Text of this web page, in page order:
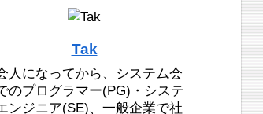
Tak
人になってから、システム会
のプログラマー(PG)・システ
ンジニア(SE)、一般企業で社